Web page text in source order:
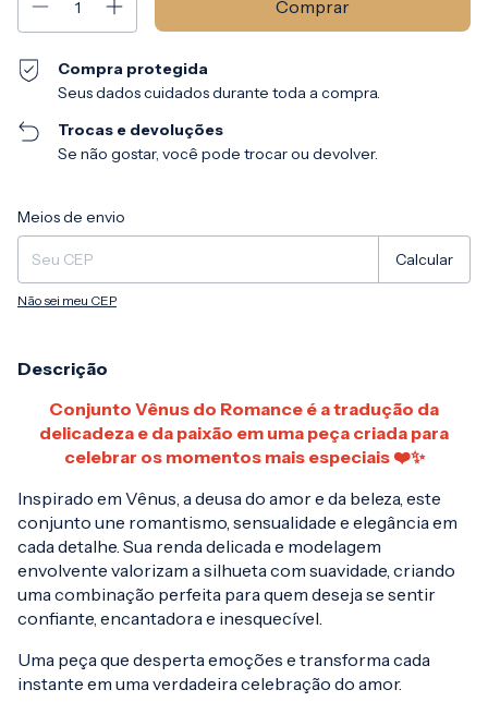
Compra protegida
Seus dados cuidados durante toda a compra.
Trocas e devoluções
Se não gostar, você pode trocar ou devolver.
Entregas para o CEP:
Meios de envio
Calcular
Não sei meu CEP
Descrição
Conjunto Vênus do Romance é a tradução da
delicadeza e da paixão em uma peça criada para
celebrar os momentos mais especiais ❤️✨
Inspirado em Vênus, a deusa do amor e da beleza, este
conjunto une romantismo, sensualidade e elegância em
cada detalhe. Sua renda delicada e modelagem
envolvente valorizam a silhueta com suavidade, criando
uma combinação perfeita para quem deseja se sentir
confiante, encantadora e inesquecível.
Uma peça que desperta emoções e transforma cada
instante em uma verdadeira celebração do amor.